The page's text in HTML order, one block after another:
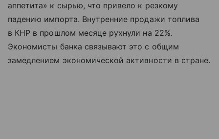
аппетита» к сырью, что привело к резкому
падению импорта. Внутренние продажи топлива
в КНР в прошлом месяце рухнули на 22%.
Экономисты банка связывают это с общим
замедлением экономической активности в стране.